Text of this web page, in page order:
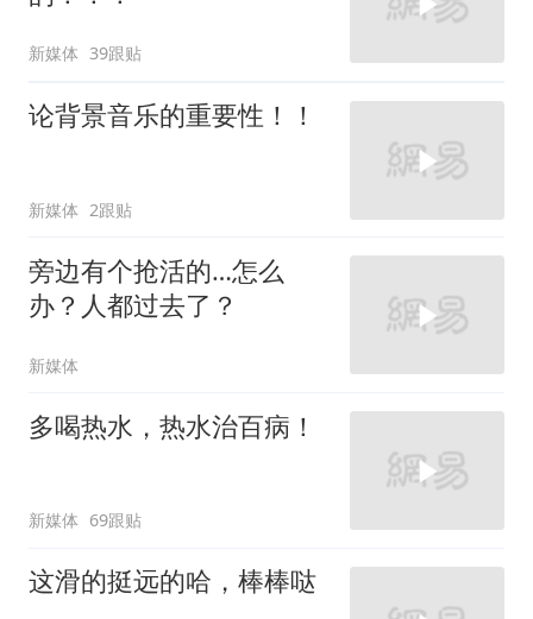
新媒体 39跟贴
论背景音乐的重要性！！
新媒体 2跟贴
旁边有个抢活的…怎么
办？人都过去了？
新媒体
多喝热水，热水治百病！
新媒体 69跟贴
这滑的挺远的哈，棒棒哒